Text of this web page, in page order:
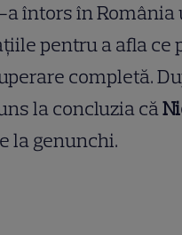
întors în România
pentru a afla ce
completă.
la concluzia că
la genunchi.